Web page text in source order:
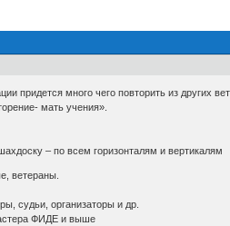
придется много чего повторить из других
мать учения».
– по всем горизонталям и вертикалям
ветераны.
судьи, организаторы и др.
ФИДЕ и выше